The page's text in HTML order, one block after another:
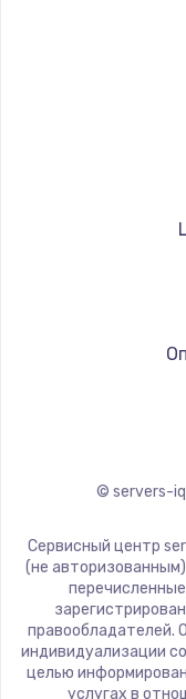
© servers-
Сервисный центр
(не
правообладателей.
индивидуализации
целью
услугах в